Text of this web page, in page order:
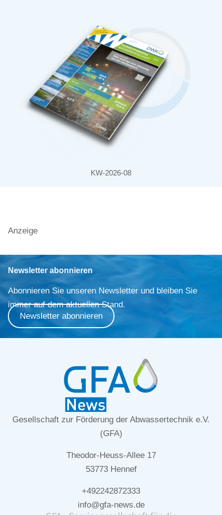
KW-2026-08
Anzeige
Newsletter abonnieren
Abonnieren Sie unseren Newsletter und bleiben Sie
immer auf dem aktuellen Stand.
Newsletter abonnieren
Gesellschaft zur Förderung der Abwassertechnik e.V.
(GFA)
Theodor-Heuss-Allee 17
53773 Hennef
+492242872333
info@gfa-news.de